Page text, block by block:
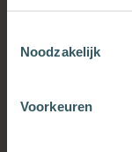
Noodzakelijk
Voorkeuren